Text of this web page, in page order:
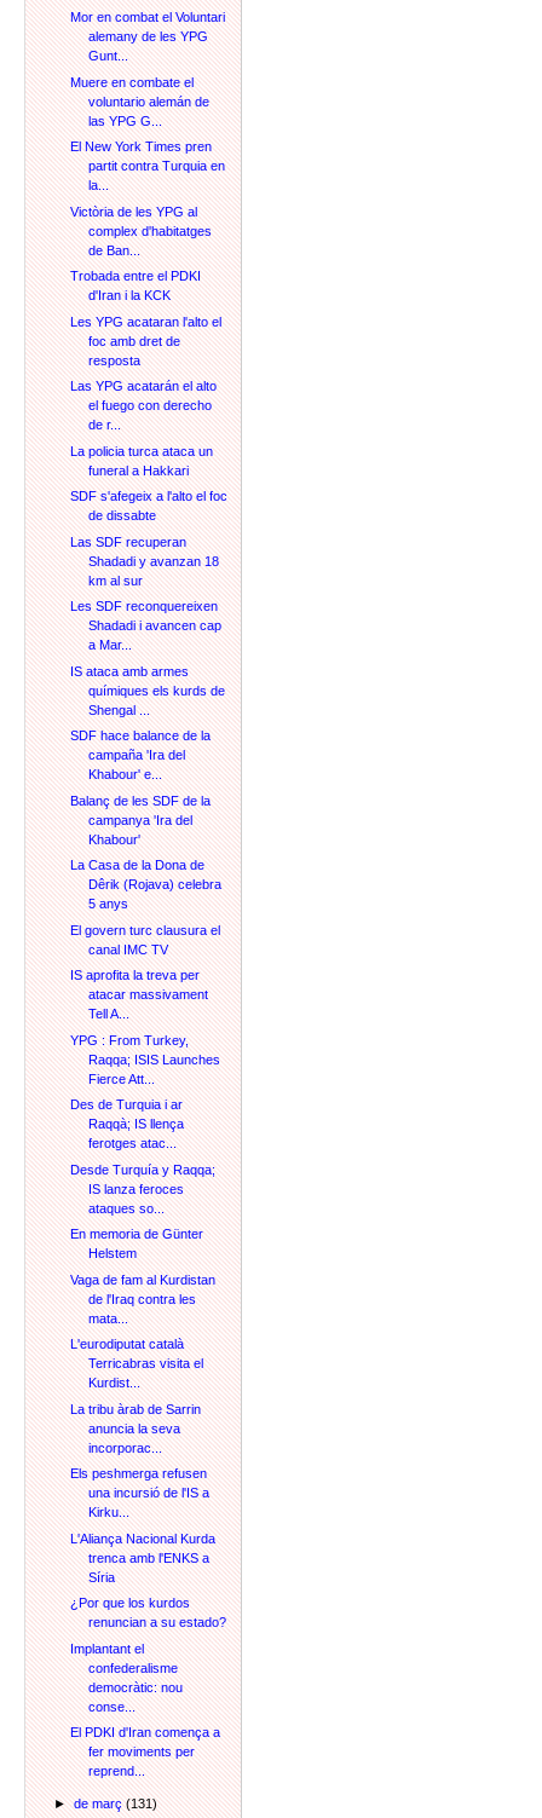
Mor en combat el Voluntari
alemany de les YPG
Gunt...
Muere en combate el
voluntario alemán de
las YPG G...
El New York Times pren
partit contra Turquia en
la...
Victòria de les YPG al
complex d'habitatges
de Ban...
Trobada entre el PDKI
d'Iran i la KCK
Les YPG acataran l'alto el
foc amb dret de
resposta
Las YPG acatarán el alto
el fuego con derecho
de r...
La policia turca ataca un
funeral a Hakkari
SDF s'afegeix a l'alto el foc
de dissabte
Las SDF recuperan
Shadadi y avanzan 18
km al sur
Les SDF reconquereixen
Shadadi i avancen cap
a Mar...
IS ataca amb armes
químiques els kurds de
Shengal ...
SDF hace balance de la
campaña 'Ira del
Khabour' e...
Balanç de les SDF de la
campanya 'Ira del
Khabour'
La Casa de la Dona de
Dêrik (Rojava) celebra
5 anys
El govern turc clausura el
canal IMC TV
IS aprofita la treva per
atacar massivament
Tell A...
YPG : From Turkey,
Raqqa; ISIS Launches
Fierce Att...
Des de Turquia i ar
Raqqà; IS llença
ferotges atac...
Desde Turquía y Raqqa;
IS lanza feroces
ataques so...
En memoria de Günter
Helstem
Vaga de fam al Kurdistan
de l'Iraq contra les
mata...
L'eurodiputat català
Terricabras visita el
Kurdist...
La tribu àrab de Sarrin
anuncia la seva
incorporac...
Els peshmerga refusen
una incursió de l'IS a
Kirku...
L'Aliança Nacional Kurda
trenca amb l'ENKS a
Síria
¿Por que los kurdos
renuncian a su estado?
Implantant el
confederalisme
democràtic: nou
conse...
El PDKI d'Iran comença a
fer moviments per
reprend...
►de març(131)